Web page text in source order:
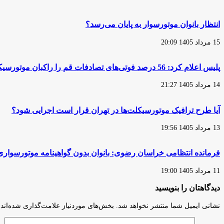
موتورسیکلت
ایران»
با
مونتاژ
مواجه
خودرو
و
موتورسیکلت
روز
جنگ
انتظار بانوان موتورسوار به پایان می‌رسد؟
15 مرداد 1405 20:09
پلیس اعلام کرد: 56 درصد فوتی‌های تصادفات قم را راکبان موتورسیکلت تشکیل می‌دهند
14 مرداد 1405 21:27
آیا طرح ترافیک موتورسیکلت‌ها در تهران قرار است اجرایی شود؟
13 مرداد 1405 19:56
فرمانده انتظامی خراسان رضوی: بانوان بدون گواهینامه
11 مرداد 1405 19:00
دیدگاهتان را بنویسید
نشانی ایمیل شما منتشر نخواهد شد. بخش‌های موردنیاز علامت‌گذاری شده‌اند